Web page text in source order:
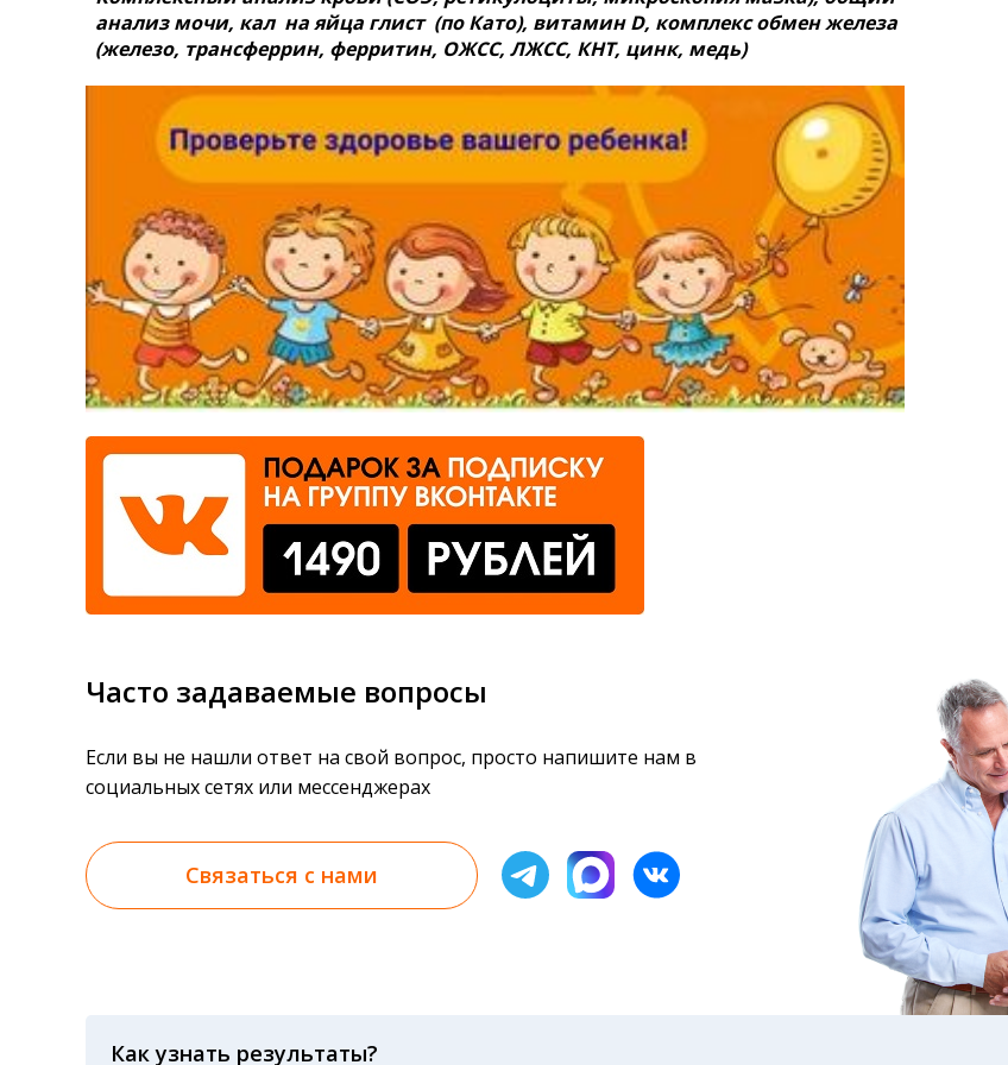
Где сдать
анализ мочи, кал на яйца глист (по Като), витамин D, комплекс обмен железа
(железо, трансферрин, ферритин, ОЖСС, ЛЖСС, КНТ, цинк, медь)
Часто задаваемые вопросы
Если вы не нашли ответ на свой вопрос, просто напишите нам в
социальных сетях или мессенджерах
Связаться с нами
Как узнать результаты?